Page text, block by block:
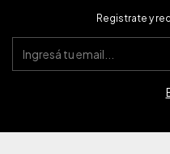
Registrate y